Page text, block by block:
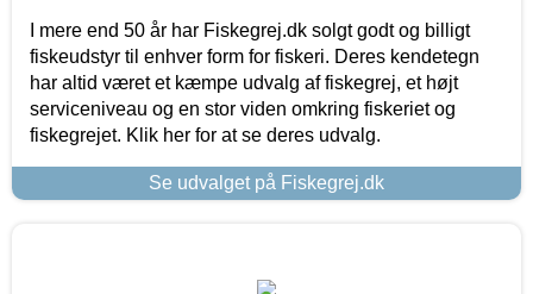
I mere end 50 år har Fiskegrej.dk solgt godt og billigt
fiskeudstyr til enhver form for fiskeri. Deres kendetegn
har altid været et kæmpe udvalg af fiskegrej, et højt
serviceniveau og en stor viden omkring fiskeriet og
fiskegrejet. Klik her for at se deres udvalg.
Se udvalget på Fiskegrej.dk